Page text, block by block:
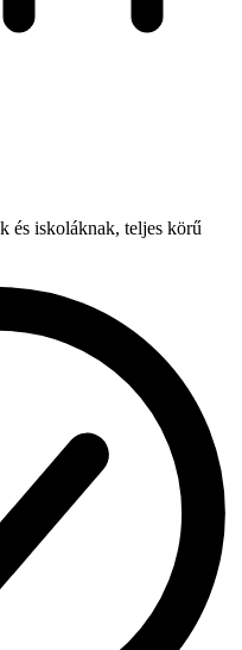
és iskoláknak, teljes körű